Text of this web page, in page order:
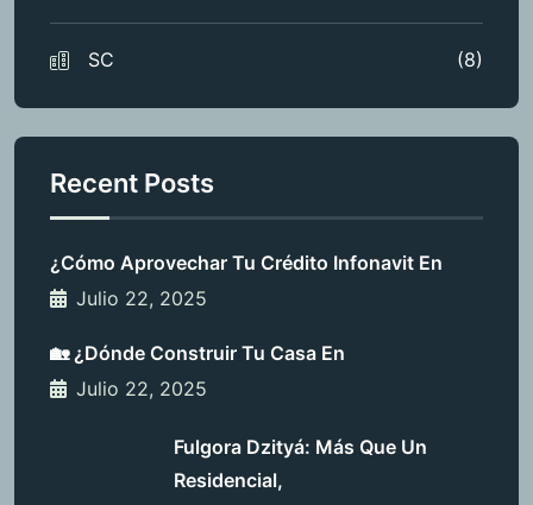
SC (8)
Recent Posts
¿Cómo Aprovechar Tu Crédito Infonavit En
Julio 22, 2025
🏡 ¿Dónde Construir Tu Casa En
Julio 22, 2025
Fulgora Dzityá: Más Que Un
Residencial,